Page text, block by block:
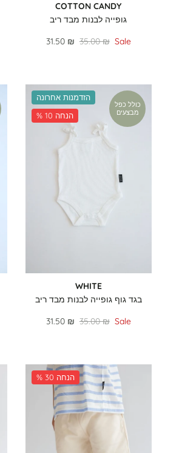
COTTON CANDY
גופייה לבנות מבד ריב
31.50 ₪ 35.00 ₪ Sale
הזדמנות אחרונה
כולל כפל
מבצעים
% 10 הנחה
WHITE
בגד גוף גופייה לבנות מבד ריב
31.50 ₪ 35.00 ₪ Sale
% 30 הנחה